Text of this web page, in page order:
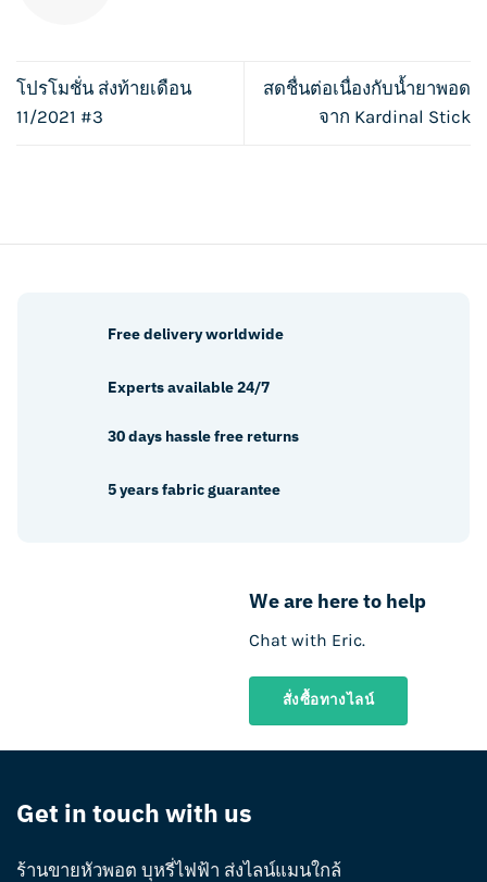
โปรโมชั่น ส่งท้ายเดือน
11/2021 #3
สดชื่นต่อเนื่องกับน้ำยาพอด
จาก Kardinal Stick
We are here to help
Chat with Eric.
สั่งซื้อทางไลน์
Free delivery worldwide
Experts available 24/7
30 days hassle free returns
5 years fabric guarantee
Get in touch with us
ร้านขายหัวพอต บุหรี่ไฟฟ้า ส่งไลน์แมนใกล้